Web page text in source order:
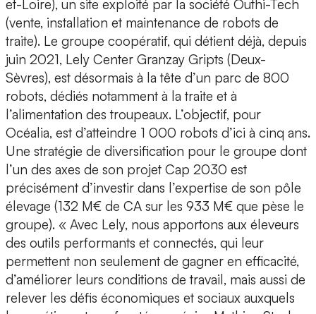
et-Loire), un site exploité par la société Outhi-Tech
(vente, installation et maintenance de robots de
traite). Le groupe coopératif, qui détient déjà, depuis
juin 2021, Lely Center Granzay Gripts (Deux-
Sèvres), est désormais à la tête d’un parc de 800
robots, dédiés notamment à la traite et à
l’alimentation des troupeaux. L’objectif, pour
Océalia, est d’atteindre 1 000 robots d’ici à cinq ans.
Une stratégie de diversification pour le groupe dont
l’un des axes de son projet Cap 2030 est
précisément d’investir dans l’expertise de son pôle
élevage (132 M€ de CA sur les 933 M€ que pèse le
groupe). « Avec Lely, nous apportons aux éleveurs
des outils performants et connectés, qui leur
permettent non seulement de gagner en efficacité,
d’améliorer leurs conditions de travail, mais aussi de
relever les défis économiques et sociaux auxquels